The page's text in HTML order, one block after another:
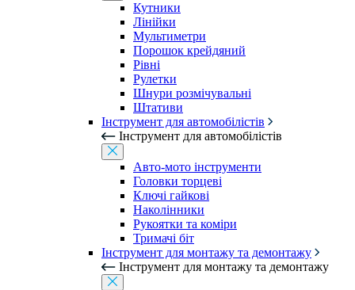
Кутники
Лінійки
Мультиметри
Порошок крейдяний
Рівні
Рулетки
Шнури розмічувальні
Штативи
Інструмент для автомобілістів
Інструмент для автомобілістів
Авто-мото інструменти
Головки торцеві
Ключі гайкові
Наколінники
Рукоятки та коміри
Тримачі біт
Інструмент для монтажу та демонтажу
Інструмент для монтажу та демонтажу